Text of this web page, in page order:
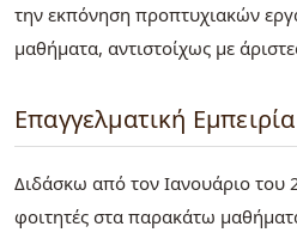
την εκπόνηση προπτυχιακών
μαθήματα, αντιστοίχως με
Επαγγελματική Εμπειρία
Διδάσκω από τον Ιανουάριο του
φοιτητές στα παρακάτω